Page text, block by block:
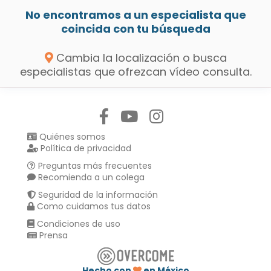
No encontramos a un especialista que
coincida con tu búsqueda
Cambia la localización o busca
especialistas que ofrezcan vídeo consulta.
Quiénes somos
Política de privacidad
Preguntas más frecuentes
Recomienda a un colega
Seguridad de la información
Como cuidamos tus datos
Condiciones de uso
Prensa